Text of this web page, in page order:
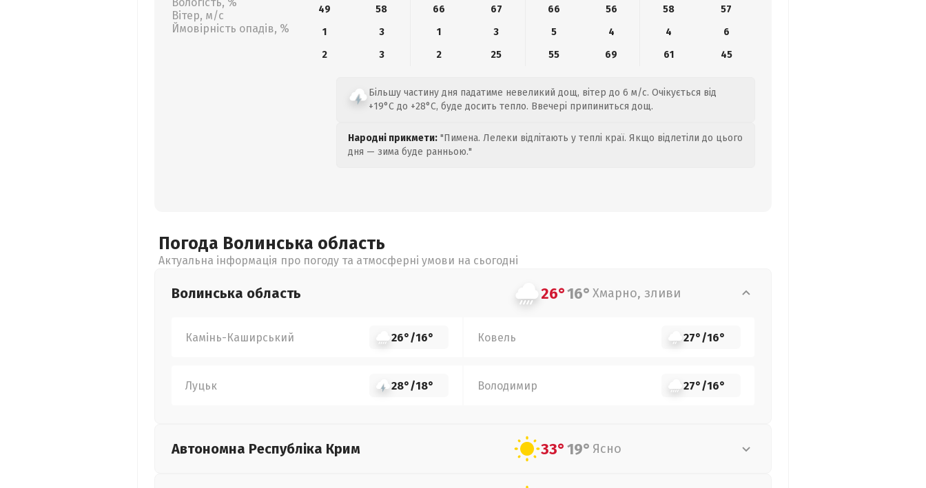
Вітер, м/с
Ймовірність опадів, %
49
58 66 67 66 56 58
57
1
3 1 3 5 4 4
6
2
3 2 25 55 69 61 45
Більшу частину дня падатиме невеликий дощ, вітер до 6 м/с. Очікується від
+19°C до +28°C, буде досить тепло. Ввечері припиниться дощ.
Народні прикмети: "Пимена. Лелеки відлітають у теплі краї. Якщо відлетіли до цього
дня — зима буде ранньою."
Погода Волинська область
Актуальна інформація про погоду та атмосферні умови на сьогодні
Волинська область 26°16° Хмарно, зливи
Камінь-Каширський 26°/16° Ковель 27°/16°
Луцьк 28°/18° Володимир 27°/16°
Автономна Республіка Крим 33°19° Ясно